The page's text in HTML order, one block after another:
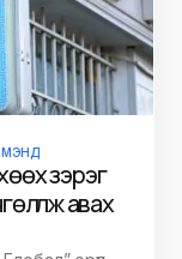
МЭНД
зэрэг
авах